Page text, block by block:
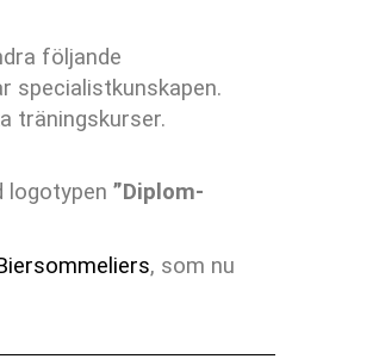
följande
specialistkunskapen.
träningskurser.
logotypen ”Diplom-
, som nu